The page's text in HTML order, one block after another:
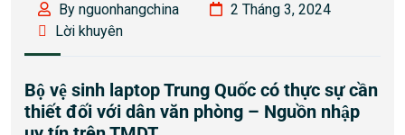
By nguonhangchina
2 Tháng 3, 2024
Lời khuyên
Bộ vệ sinh laptop Trung Quốc có thực sự cần
thiết đối với dân văn phòng – Nguồn nhập